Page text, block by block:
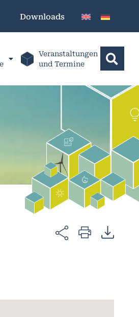
Downloads
Veranstaltungen
und Termine